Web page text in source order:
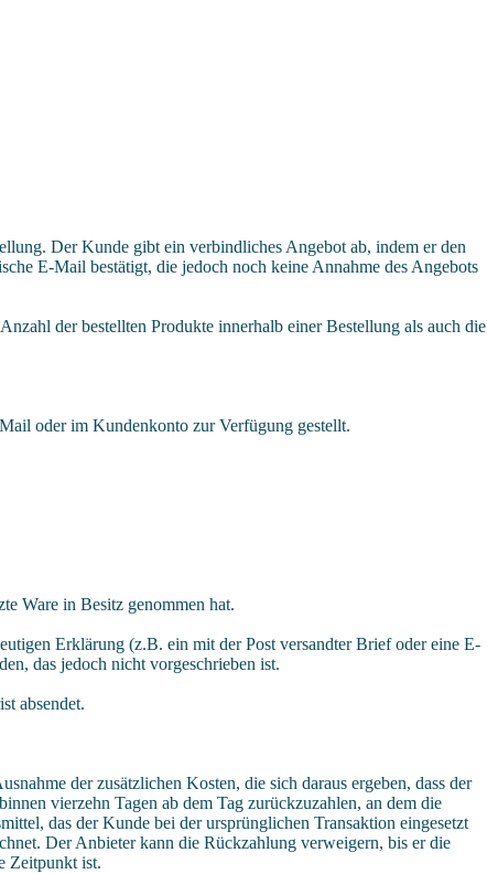
Der Kunde gibt ein verbindliches Angebot ab, indem er den
E-Mail bestätigt, die jedoch noch keine Annahme des Angebots
der bestellten Produkte innerhalb einer Bestellung als auch die
oder im Kundenkonto zur Verfügung gestellt.
Ware in Besitz genommen hat.
Erklärung (z.B. ein mit der Post versandter Brief oder eine E-
das jedoch nicht vorgeschrieben ist.
absendet.
der zusätzlichen Kosten, die sich daraus ergeben, dass der
vierzehn Tagen ab dem Tag zurückzuzahlen, an dem die
das der Kunde bei der ursprünglichen Transaktion eingesetzt
Der Anbieter kann die Rückzahlung verweigern, bis er die
Zeitpunkt ist.